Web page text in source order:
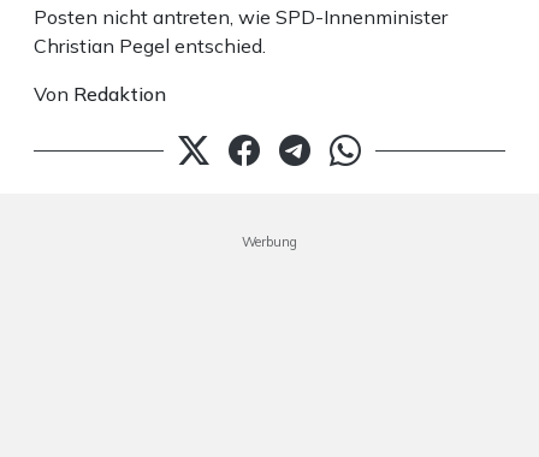
Posten nicht antreten, wie SPD-Innenminister
Christian Pegel entschied.
Von Redaktion
Werbung